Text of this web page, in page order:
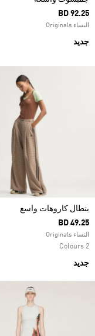
BD 92.25
النساء Originals
جديد
بنطال كاروهات واسع
BD 49.25
النساء Originals
2 Colours
جديد